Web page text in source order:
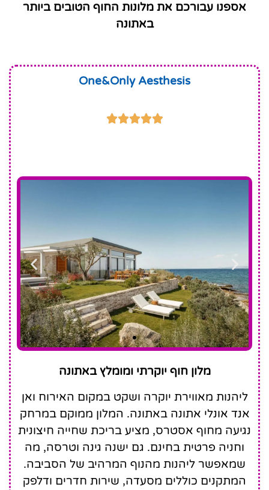
אספנו עבורכם את מלונות החוף הטובים ביותר
באתונה
One&Only Aesthesis





One&Only
Aesthesis
מלון חוף יוקרתי ומומלץ באתונה
ליהנות מאווירת יוקרה ושקט במקום האירוח ואן
אנד אונלי אתונה באתונה. המלון ממוקם במרחק
נגיעה מחוף אסטרס, מציע בריכת שחייה חיצונית
וחניה פרטית בחינם. גם ישנה גינה וטרסה, מה
שמאפשר ליהנות מהנוף המרהיב של הסביבה.
המתקנים כוללים מסעדה, שירות חדרים ודלפק